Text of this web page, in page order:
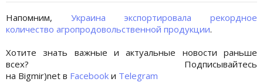
Напомним, Украина экспортировала рекордное
количество агропродовольственной продукции.
Хотите знать важные и актуальные новости раньше
всех? Подписывайтесь
на Bigmir)net в Facebook и Telegram